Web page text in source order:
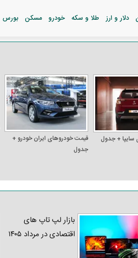
دلار و ارز طلا و سکه خودرو مسکن بورس
+ جدول
قیمت خودرو‌های ایران خودرو +
جدول
بازار لپ‌ تاپ‌ های
اقتصادی در مرداد ۱۴۰۵